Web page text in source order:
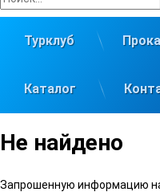
Турклуб
Каталог
Не найдено
Запрошенную информацию